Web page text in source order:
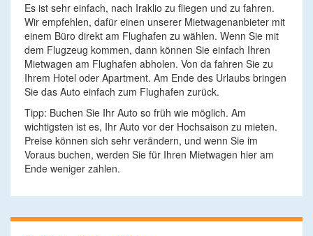
Es ist sehr einfach, nach Iraklio zu fliegen und zu fahren.
Wir empfehlen, dafür einen unserer Mietwagenanbieter mit
einem Büro direkt am Flughafen zu wählen. Wenn Sie mit
dem Flugzeug kommen, dann können Sie einfach Ihren
Mietwagen am Flughafen abholen. Von da fahren Sie zu
Ihrem Hotel oder Apartment. Am Ende des Urlaubs bringen
Sie das Auto einfach zum Flughafen zurück.
Tipp: Buchen Sie Ihr Auto so früh wie möglich. Am
wichtigsten ist es, Ihr Auto vor der Hochsaison zu mieten.
Preise können sich sehr verändern, und wenn Sie im
Voraus buchen, werden Sie für Ihren Mietwagen hier am
Ende weniger zahlen.